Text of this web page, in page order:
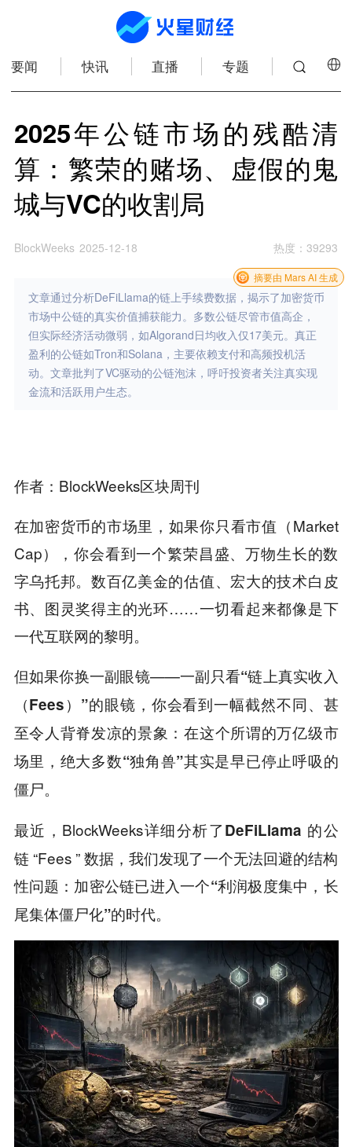
要闻 快讯 直播 专题
2025年公链市场的残酷清
算：繁荣的赌场、虚假的鬼
城与VC的收割局
BlockWeeks 2025-12-18 热度 ：39293
文章通过分析DeFiLlama的链上手续费数据，揭示了加密货币
市场中公链的真实价值捕获能力。多数公链尽管市值高企，
但实际经济活动微弱，如Algorand日均收入仅17美元。真正
盈利的公链如Tron和Solana，主要依赖支付和高频投机活
动。文章批判了VC驱动的公链泡沫，呼吁投资者关注真实现
金流和活跃用户生态。
摘要由 Mars AI 生成
作者：BlockWeeks区块周刊
在加密货币的市场里，如果你只看市值（Market
Cap），你会看到一个繁荣昌盛、万物生长的数
字乌托邦。数百亿美金的估值、宏大的技术白皮
书、图灵奖得主的光环……一切看起来都像是下
一代互联网的黎明。
但如果你换一副眼镜——一副只看“链上真实收入
（Fees）”的眼镜，你会看到一幅截然不同、甚
至令人背脊发凉的景象：在这个所谓的万亿级市
场里，绝大多数“独角兽”其实是早已停止呼吸的
僵尸。
最近，BlockWeeks详细分析了DeFiLlama 的公
链 “Fees ” 数据，我们发现了一个无法回避的结构
性问题： 加密公链已进入一个“利润极度集中，长
尾集体僵尸化”的时代。